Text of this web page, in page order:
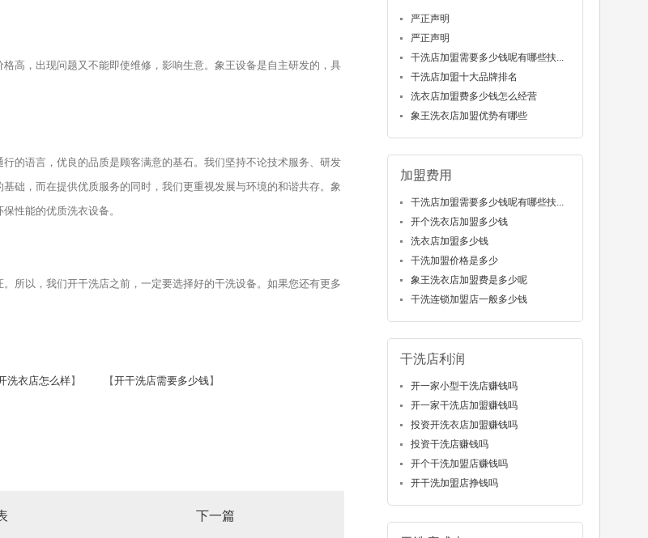
，出现问题又不能即使维修，影响生意。象王设备是自主研发的，具
语言，优良的品质是顾客满意的基石。我们坚持不论技术服务、研发
础，而在提供优质服务的同时，我们更重视发展与环境的和谐共存。象
性能的优质洗衣设备。
以，我们开干洗店之前，一定要选择好的干洗设备。如果您还有更多
洗衣店怎么样】 【开干洗店需要多少钱】
下一篇
严正声明
严正声明
干洗店加盟需要多少钱呢有哪些扶...
干洗店加盟十大品牌排名
洗衣店加盟费多少钱怎么经营
象王洗衣店加盟优势有哪些
加盟费用
干洗店加盟需要多少钱呢有哪些扶...
开个洗衣店加盟多少钱
洗衣店加盟多少钱
干洗加盟价格是多少
象王洗衣店加盟费是多少呢
干洗连锁加盟店一般多少钱
干洗店利润
开一家小型干洗店赚钱吗
开一家干洗店加盟赚钱吗
投资开洗衣店加盟赚钱吗
投资干洗店赚钱吗
开个干洗加盟店赚钱吗
开干洗加盟店挣钱吗